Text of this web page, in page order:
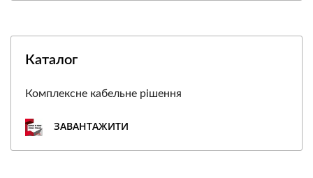
Каталог
Комплексне кабельне рішення
ЗАВАНТАЖИТИ